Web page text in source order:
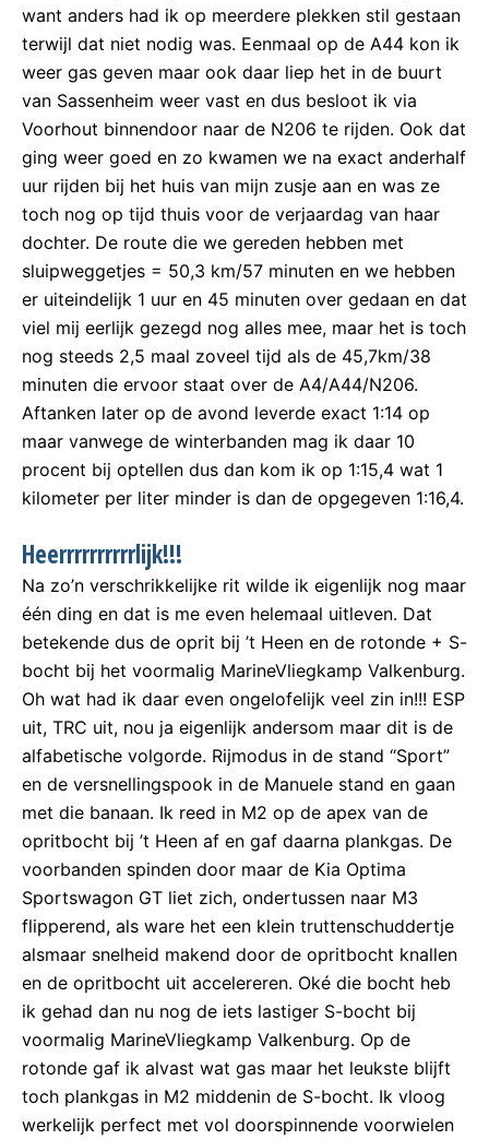
want anders had ik op meerdere plekken stil gestaan
terwijl dat niet nodig was. Eenmaal op de A44 kon ik
weer gas geven maar ook daar liep het in de buurt
van Sassenheim weer vast en dus besloot ik via
Voorhout binnendoor naar de N206 te rijden. Ook dat
ging weer goed en zo kwamen we na exact anderhalf
uur rijden bij het huis van mijn zusje aan en was ze
toch nog op tijd thuis voor de verjaardag van haar
dochter. De route die we gereden hebben met
sluipweggetjes = 50,3 km/57 minuten en we hebben
er uiteindelijk 1 uur en 45 minuten over gedaan en dat
viel mij eerlijk gezegd nog alles mee, maar het is toch
nog steeds 2,5 maal zoveel tijd als de 45,7km/38
minuten die ervoor staat over de A4/A44/N206.
Aftanken later op de avond leverde exact 1:14 op
maar vanwege de winterbanden mag ik daar 10
procent bij optellen dus dan kom ik op 1:15,4 wat 1
kilometer per liter minder is dan de opgegeven 1:16,4.
Heerrrrrrrrrrlijk!!!
Na zo’n verschrikkelijke rit wilde ik eigenlijk nog maar
één ding en dat is me even helemaal uitleven. Dat
betekende dus de oprit bij ’t Heen en de rotonde + S-
bocht bij het voormalig MarineVliegkamp Valkenburg.
Oh wat had ik daar even ongelofelijk veel zin in!!! ESP
uit, TRC uit, nou ja eigenlijk andersom maar dit is de
alfabetische volgorde. Rijmodus in de stand “Sport”
en de versnellingspook in de Manuele stand en gaan
met die banaan. Ik reed in M2 op de apex van de
opritbocht bij ’t Heen af en gaf daarna plankgas. De
voorbanden spinden door maar de Kia Optima
Sportswagon GT liet zich, ondertussen naar M3
flipperend, als ware het een klein truttenschuddertje
alsmaar snelheid makend door de opritbocht knallen
en de opritbocht uit accelereren. Oké die bocht heb
ik gehad dan nu nog de iets lastiger S-bocht bij
voormalig MarineVliegkamp Valkenburg. Op de
rotonde gaf ik alvast wat gas maar het leukste blijft
toch plankgas in M2 middenin de S-bocht. Ik vloog
werkelijk perfect met vol doorspinnende voorwielen